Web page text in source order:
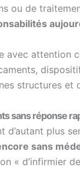
ou de
avec attention
structures et
sans réponse
d’autant plus
sans
« d’infirmier